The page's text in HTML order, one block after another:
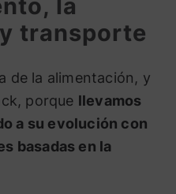
la
transporte
de la alimentación, y
porque llevamos
a su evolución con
basadas en la